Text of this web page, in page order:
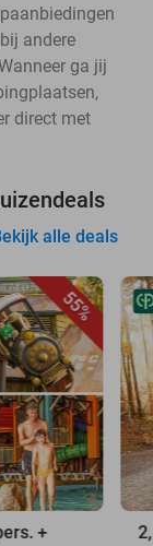
andere
ga jij
direct met
alle deals
55%
+